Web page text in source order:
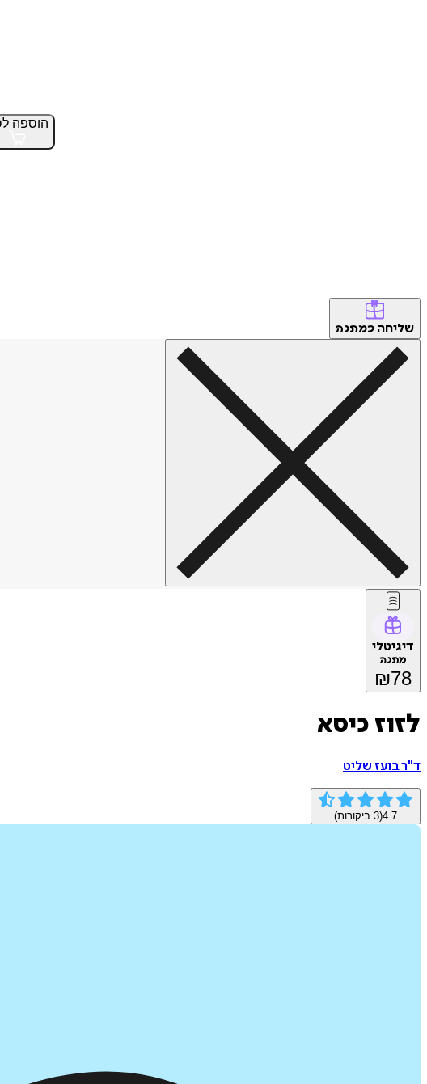
הוספה
שליחה כמתנה
דיגיטלי
מתנה
₪78
לזוז כיסא
ד"ר בועז שליט
4.7
(
3 ביקורות)